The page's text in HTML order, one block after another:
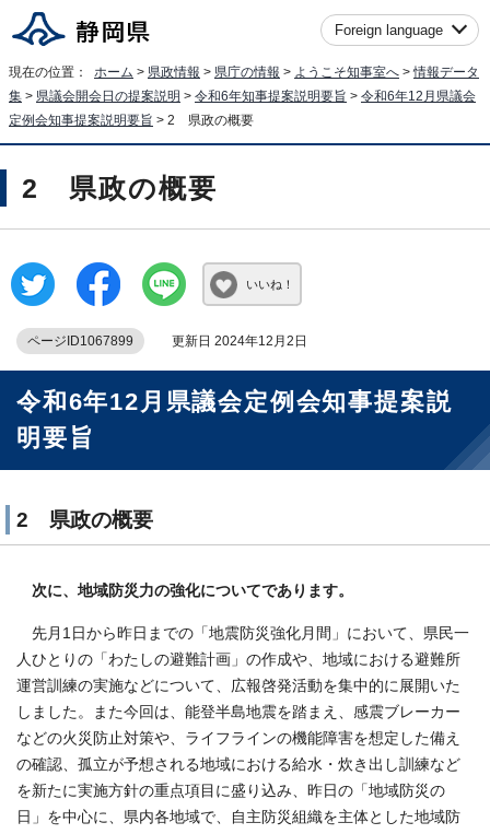
Foreign language
現在の位置： ホーム > 県政情報 > 県庁の情報 > ようこそ知事室へ >情報データ
集 > 県議会開会日の提案説明 > 令和6年知事提案説明要旨 > 令和6年12月県議会
定例会知事提案説明要旨 > 2 県政の概要
2 県政の概要
いいね！
ページID1067899 更新日 2024年12月2日
令和6年12月県議会定例会知事提案説
明要旨
2 県政の概要
次に、地域防災力の強化についてであります。
先月1日から昨日までの「地震防災強化月間」において、県民一
人ひとりの「わたしの避難計画」の作成や、地域における避難所
運営訓練の実施などについて、広報啓発活動を集中的に展開いた
しました。また今回は、能登半島地震を踏まえ、感震ブレーカー
などの火災防止対策や、ライフラインの機能障害を想定した備え
の確認、孤立が予想される地域における給水・炊き出し訓練など
を新たに実施方針の重点項目に盛り込み、昨日の「地域防災の
日」を中心に、県内各地域で、自主防災組織を主体とした地域防